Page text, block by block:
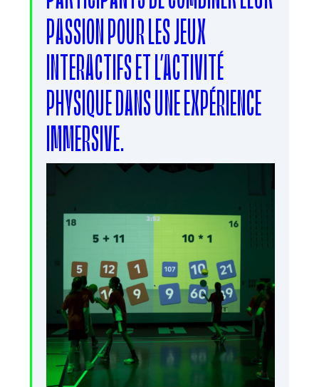
PASSION POUR LES JEUX
INTERACTIFS ET L’ACTIVITÉ
PHYSIQUE DANS UNE EXPÉRIENCE
IMMERSIVE.